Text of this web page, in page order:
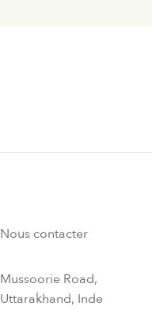
Nous contacter
Mussoorie Road,
Uttarakhand, Inde